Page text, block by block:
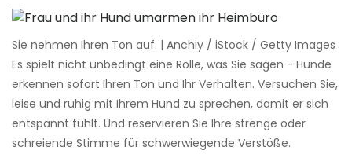
Sie nehmen Ihren Ton auf. | Anchiy / iStock / Getty Images
Es spielt nicht unbedingt eine Rolle, was Sie sagen - Hunde
erkennen sofort Ihren Ton und Ihr Verhalten. Versuchen Sie,
leise und ruhig mit Ihrem Hund zu sprechen, damit er sich
entspannt fühlt. Und reservieren Sie Ihre strenge oder
schreiende Stimme für schwerwiegende Verstöße.